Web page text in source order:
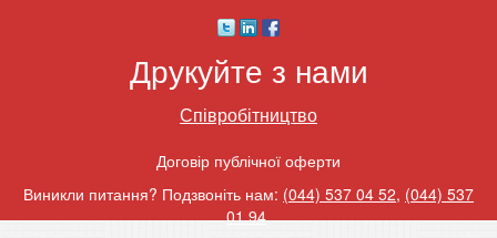
Друкуйте з нами
Співробітництво
Договір публічної оферти
Виникли питання? Подзвоніть нам: (044) 537 04 52, (044) 537
01 94.